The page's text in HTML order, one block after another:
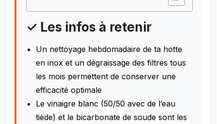
✓ Les infos à retenir
Un nettoyage hebdomadaire de ta hotte
en inox et un dégraissage des filtres tous
les mois permettent de conserver une
efficacité optimale
Le vinaigre blanc (50/50 avec de l’eau
tiède) et le bicarbonate de soude sont les